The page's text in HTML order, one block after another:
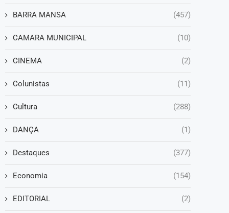
BARRA MANSA (457)
CAMARA MUNICIPAL (10)
CINEMA (2)
Colunistas (11)
Cultura (288)
DANÇA (1)
Destaques (377)
Economia (154)
EDITORIAL (2)